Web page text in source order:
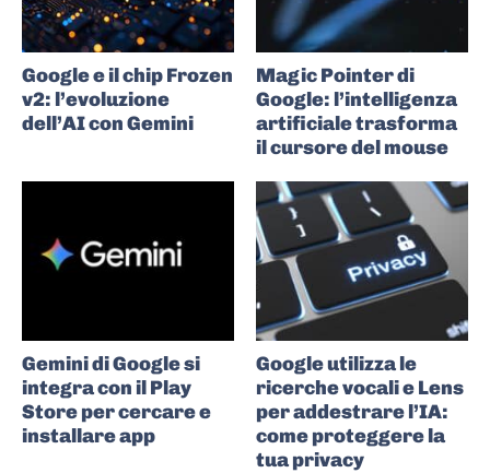
Google e il chip Frozen
v2: l’evoluzione
dell’AI con Gemini
Magic Pointer di
Google: l’intelligenza
artificiale trasforma
il cursore del mouse
Gemini di Google si
integra con il Play
Store per cercare e
installare app
Google utilizza le
ricerche vocali e Lens
per addestrare l’IA:
come proteggere la
tua privacy